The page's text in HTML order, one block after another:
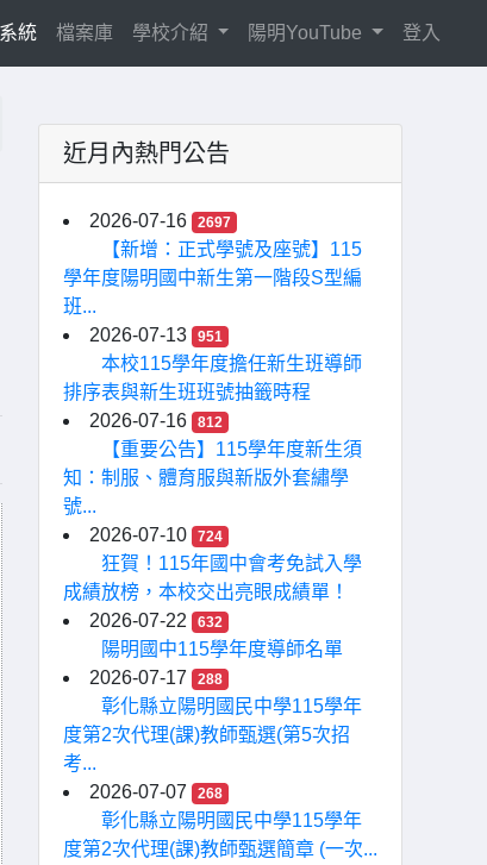
統 檔案庫 學校介紹 陽明YouTube 登入
近月內熱門公告
2026-07-16 2697
【新增：正式學號及座號】115
學年度陽明國中新生第一階段S型編
班...
2026-07-13
951
本校115學年度擔任新生班導師
排序表與新生班班號抽籤時程
2026-07-16
812
【重要公告】115學年度新生須
知：制服、體育服與新版外套繡學
號...
2026-07-10
724
狂賀！115年國中會考免試入學
成績放榜，本校交出亮眼成績單！
2026-07-22
632
陽明國中115學年度導師名單
2026-07-17
288
彰化縣立陽明國民中學115學年
度第2次代理(課)教師甄選(第5次招
考...
2026-07-07
268
彰化縣立陽明國民中學115學年
度第2次代理(課)教師甄選簡章 (一次...